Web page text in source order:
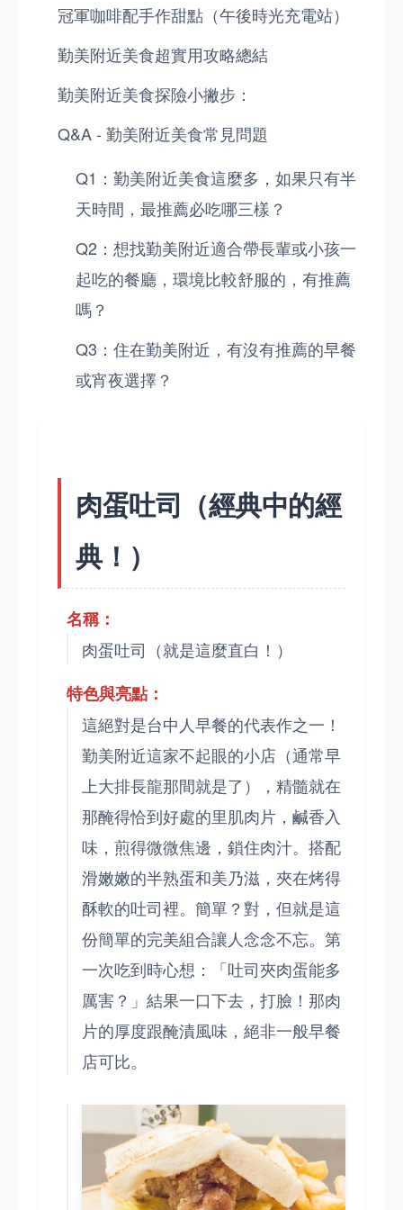
冠軍咖啡配手作甜點（午後時光充電站）
勤美附近美食超實用攻略總結
勤美附近美食探險小撇步：
Q&A - 勤美附近美食常見問題
Q1：勤美附近美食這麼多，如果只有半
天時間，最推薦必吃哪三樣？
Q2：想找勤美附近適合帶長輩或小孩一
起吃的餐廳，環境比較舒服的，有推薦
嗎？
Q3：住在勤美附近，有沒有推薦的早餐
或宵夜選擇？
肉蛋吐司（經典中的經
典！）
名稱：
肉蛋吐司（就是這麼直白！）
特色與亮點：
這絕對是台中人早餐的代表作之一！
勤美附近這家不起眼的小店（通常早
上大排長龍那間就是了），精髓就在
那醃得恰到好處的里肌肉片，鹹香入
味，煎得微微焦邊，鎖住肉汁。搭配
滑嫩嫩的半熟蛋和美乃滋，夾在烤得
酥軟的吐司裡。簡單？對，但就是這
份簡單的完美組合讓人念念不忘。第
一次吃到時心想：「吐司夾肉蛋能多
厲害？」結果一口下去，打臉！那肉
片的厚度跟醃漬風味，絕非一般早餐
店可比。